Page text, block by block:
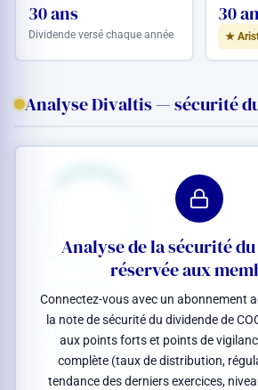
30 ans
Dividende versé chaque année
30
★
Analyse Divaltis — sécurité
Analyse de la sécurité
réservée aux
Connectez-vous avec un abonnement
la note de sécurité du dividende de
aux points forts et points de
complète (taux de distribution,
tendance des derniers exercices,